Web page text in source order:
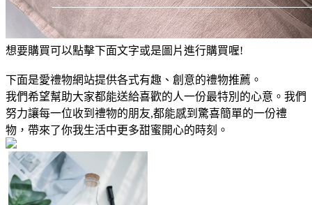
想要購買可以點擊下面文字或是圖片進行購買喔!
下面是愛禮物網站提供各式有趣、創意的禮物推薦。
我們希望幫助大家都能送給喜歡的人一份最特別的心意。我們
努力讓每一位收到禮物的朋友,都能感到驚喜簡單的一份禮
物，帶來了你我生活中更多甜蜜開心的時刻。